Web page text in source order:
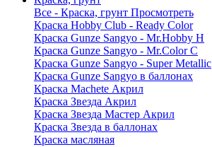
Все - Краска, грунт Просмотреть
Краска Hobby Club - Ready Color
Краска Gunze Sangyo - Mr.Hobby H
Краска Gunze Sangyo - Mr.Color C
Краска Gunze Sangyo - Super Metallic
Краска Gunze Sangyo в баллонах
Краска Machete Акрил
Краска Звезда Акрил
Краска Звезда Мастер Акрил
Краска Звезда в баллонах
Краска масляная